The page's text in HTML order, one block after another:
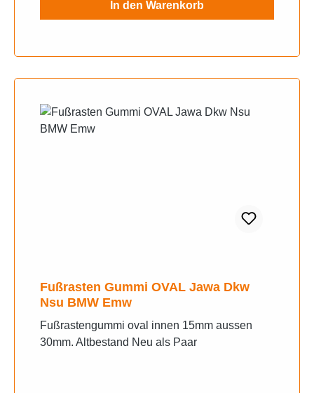
In den Warenkorb
Fußrasten Gummi OVAL Jawa Dkw
Nsu BMW Emw
Fußrastengummi oval innen 15mm aussen
30mm. Altbestand Neu als Paar